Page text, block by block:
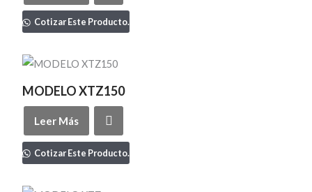
Cotizar Este Producto.
MODELO XTZ150
Leer Más
Cotizar Este Producto.